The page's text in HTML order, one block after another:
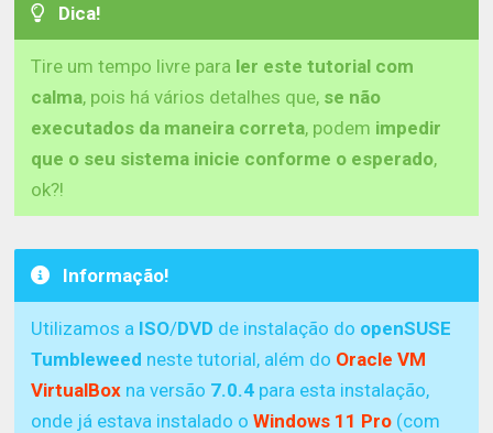
Dica!
Tire um tempo livre para ler este tutorial com
calma, pois há vários detalhes que, se não
executados da maneira correta, podem impedir
que o seu sistema inicie conforme o esperado,
ok?!
Informação!
Utilizamos a ISO/DVD de instalação do openSUSE
Tumbleweed neste tutorial, além do Oracle VM
VirtualBox na versão 7.0.4 para esta instalação,
onde já estava instalado oWindows 11 Pro (com